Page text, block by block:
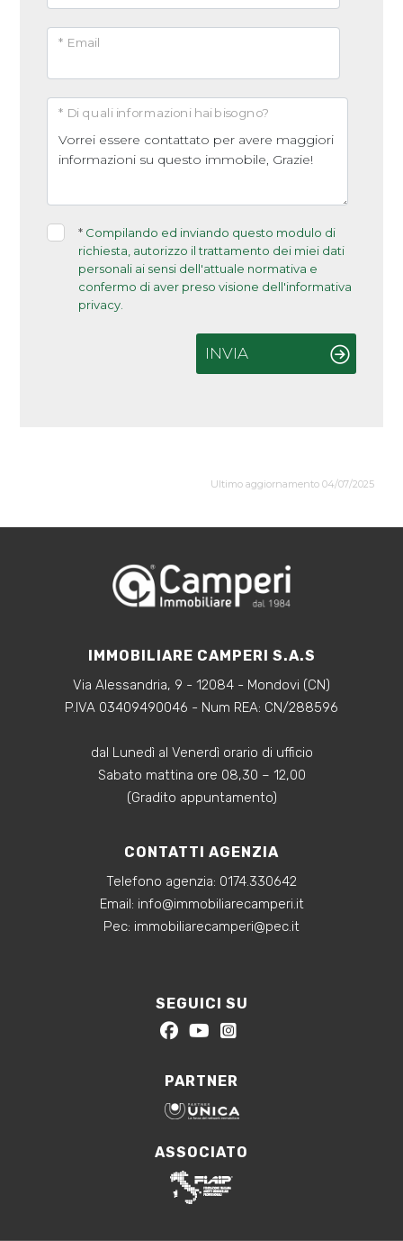
* Email
* Di quali informazioni hai bisogno?
* Compilando ed inviando questo modulo di
richiesta, autorizzo il trattamento dei miei dati
personali ai sensi dell'attuale normativa e
confermo di aver preso visione dell'informativa
privacy.
INVIA
Ultimo aggiornamento 04/07/2025
IMMOBILIARE CAMPERI S.A.S
Via Alessandria, 9 - 12084 - Mondovi (CN)
P.IVA 03409490046 - Num REA: CN/288596
dal Lunedì al Venerdì orario di ufficio
Sabato mattina ore 08,30 – 12,00
(Gradito appuntamento)
CONTATTI AGENZIA
Telefono agenzia: 0174.330642
‍Email: info@immobiliarecamperi.it
‍Pec: immobiliarecamperi@pec.it
SEGUICI SU
PARTNER
ASSOCIATO